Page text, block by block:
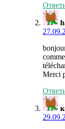
Merci